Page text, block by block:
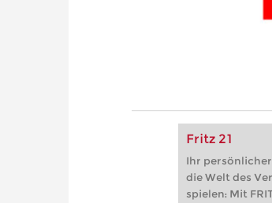
Fritz 21
Ihr
die Welt des
spielen: Mit